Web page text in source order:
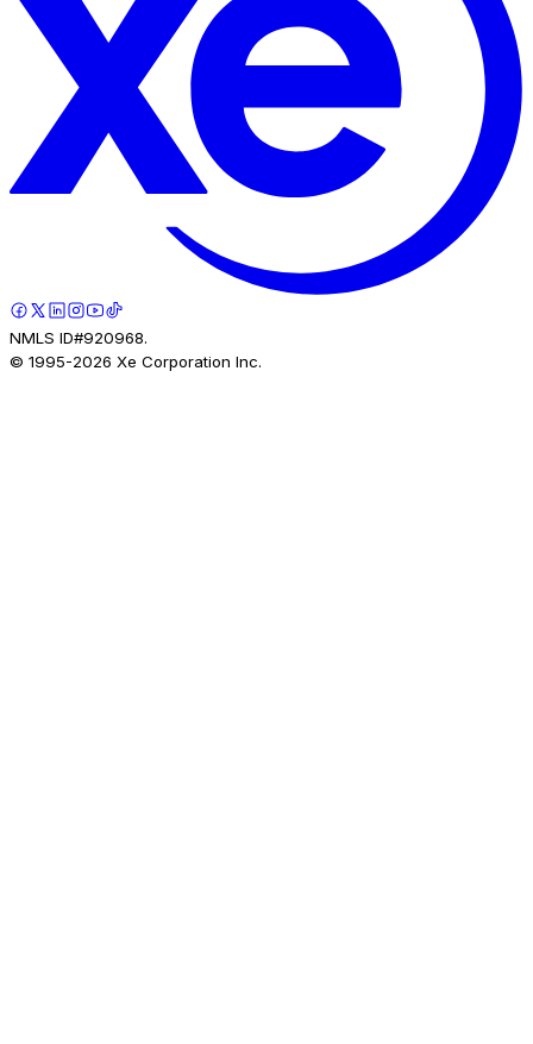
NMLS ID#920968.
© 1995-2026 Xe Corporation Inc.